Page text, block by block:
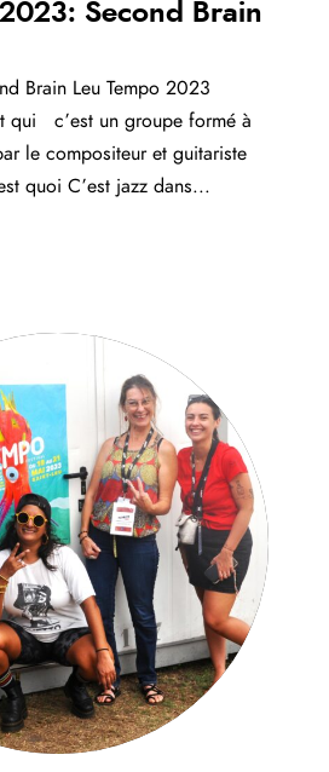
Second Brain
Brain Leu Tempo 2023
qui c’est un groupe formé à
le compositeur et guitariste
quoi C’est jazz dans...